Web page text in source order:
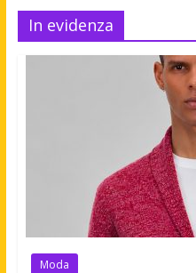
In evidenza
Moda